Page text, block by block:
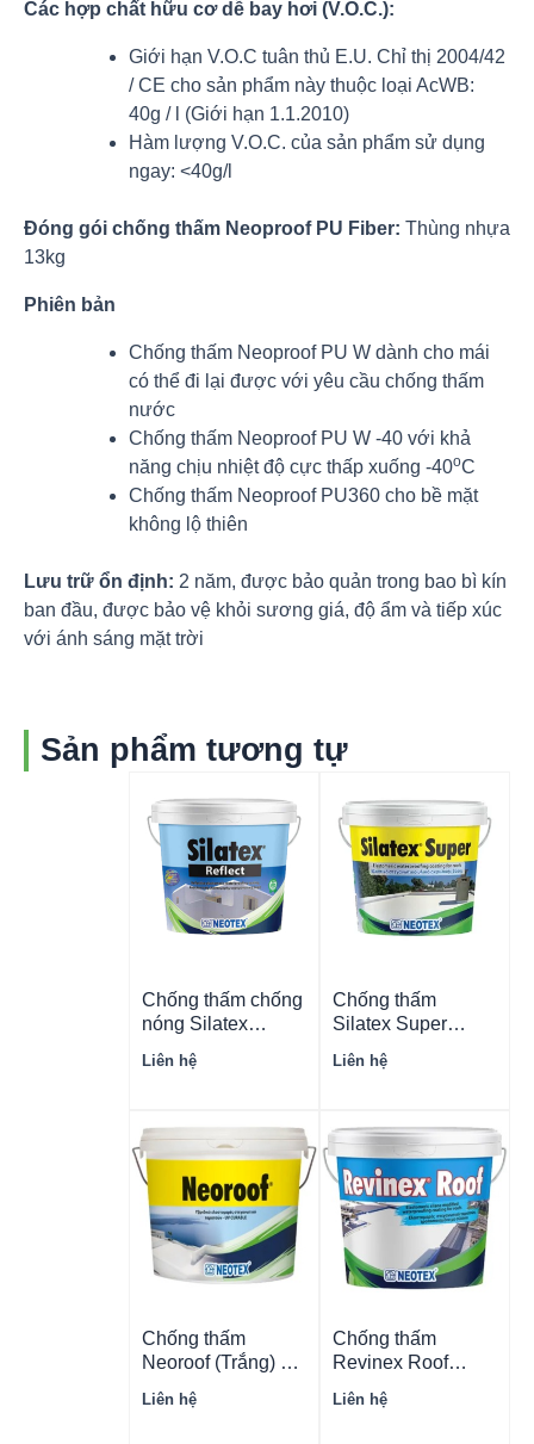
Các hợp chất hữu cơ dễ bay hơi (V.Ο.C.):
Giới hạn V.O.C tuân thủ E.U. Chỉ thị 2004/42
/ CE cho sản phẩm này thuộc loại AcWB:
40g / l (Giới hạn 1.1.2010)
Hàm lượng V.O.C. của sản phẩm sử dụng
ngay: <40g/l
Đóng gói chống thấm Neoproof PU Fiber: Thùng nhựa
13kg
Phiên bản
Chống thấm Neoproof PU W dành cho mái
có thể đi lại được với yêu cầu chống thấm
nước
Chống thấm Neoproof PU W -40 với khả
năng chịu nhiệt độ cực thấp xuống -40οC
Chống thấm Neoproof PU360 cho bề mặt
không lộ thiên
Lưu trữ ổn định: 2 năm, được bảo quản trong bao bì kín
ban đầu, được bảo vệ khỏi sương giá, độ ẩm và tiếp xúc
với ánh sáng mặt trời
Sản phẩm tương tự
Chống thấm chống
nóng Silatex
10lít/Thùng
Liên hệ
Chống thấm
Silatex Super
12kg/Thùng
Liên hệ
Chống thấm
Neoroof (Trắng) –
Liên hệ
Chống thấm
Revinex Roof
12kg/Thùng
Liên hệ